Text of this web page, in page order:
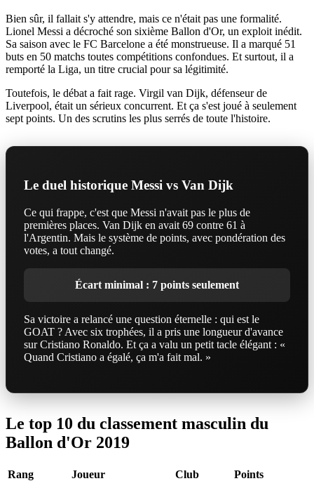
Bien sûr, il fallait s'y attendre, mais ce n'était pas une formalité.
Lionel Messi a décroché son sixième Ballon d'Or, un exploit inédit.
Sa saison avec le FC Barcelone a été monstrueuse. Il a marqué 51
buts en 50 matchs toutes compétitions confondues. Et surtout, il a
remporté la Liga, un titre crucial pour sa légitimité.
Toutefois, le débat a fait rage. Virgil van Dijk, défenseur de
Liverpool, était un sérieux concurrent. Et ça s'est joué à seulement
sept points. Un des scrutins les plus serrés de toute l'histoire.
Le duel historique Messi vs Van Dijk
Ce qui frappe, c'est que Messi n'avait pas le plus de
premières places. Van Dijk en avait 69 contre 61 à
l'Argentin. Mais le système de points, avec pondération des
votes, a tout changé.
Écart minimal : 7 points seulement
Sa victoire a relancé une question éternelle : qui est le
GOAT ? Avec six trophées, il a pris une longueur d'avance
sur Cristiano Ronaldo. Et ça a valu un petit tacle élégant : «
Quand Cristiano a égalé, ça m'a fait mal. »
Le top 10 du classement masculin du
Ballon d'Or 2019
Rang Joueur Club
Points